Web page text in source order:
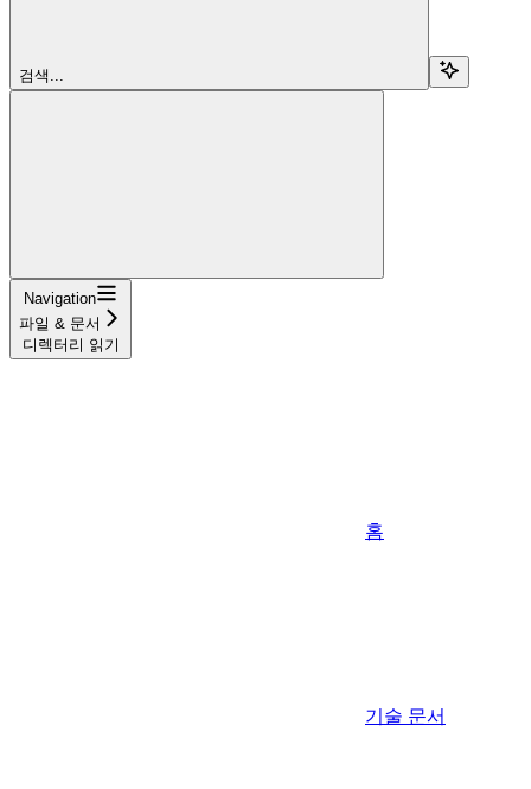
검색...
Navigation
파일 & 문서
디렉터리 읽기
홈
기술 문서